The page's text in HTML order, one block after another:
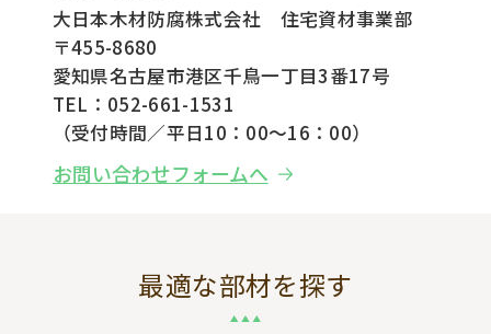
大日本木材防腐株式会社 住宅資材事業部
〒455-8680
愛知県名古屋市港区千鳥一丁目3番17号
TEL：052-661-1531
（受付時間／平日10：00～16：00）
お問い合わせフォームへ
最適な部材を探す